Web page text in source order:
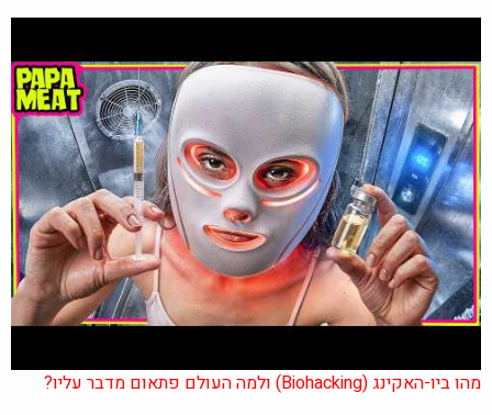
מהו ביו-האקינג (Biohacking) ולמה העולם פתאום מדבר עליו?